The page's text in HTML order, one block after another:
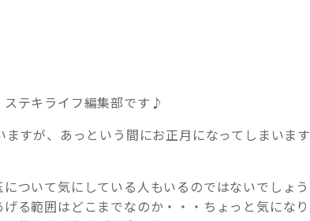
ステキライフ編集部です♪
すが、あっという間にお正月になってしまいます
ついて気にしている人もいるのではないでしょう
る範囲はどこまでなのか・・・ちょっと気になり